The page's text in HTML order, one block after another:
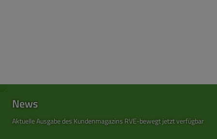
News
Aktuelle Ausgabe des Kundenmagazins RVE-bewegt jetzt verfügbar